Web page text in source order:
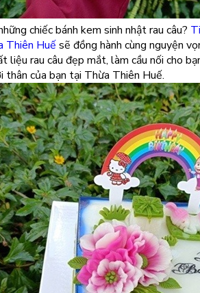
chiếc bánh kem sinh nhật rau câu?
Thiên Huếsẽ đồng hành cùng nguyện
liệu rau câu đẹp mắt, làm cầu nối cho
thân của bạn tại Thừa Thiên Huế.